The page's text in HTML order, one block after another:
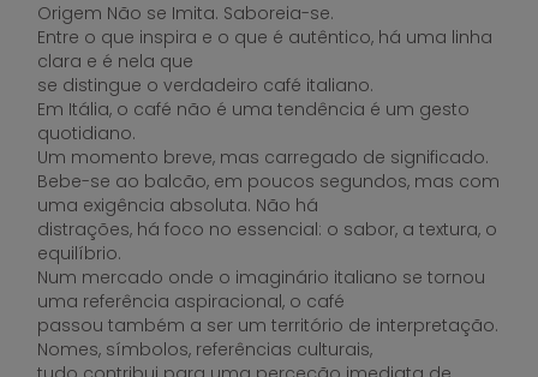
Origem Não se Imita. Saboreia-se.
Entre o que inspira e o que é autêntico, há uma linha
clara e é nela que
se distingue o verdadeiro café italiano.
Em Itália, o café não é uma tendência é um gesto
quotidiano.
Um momento breve, mas carregado de significado.
Bebe-se ao balcão, em poucos segundos, mas com
uma exigência absoluta. Não há
distrações, há foco no essencial: o sabor, a textura, o
equilíbrio.
Num mercado onde o imaginário italiano se tornou
uma referência aspiracional, o café
passou também a ser um território de interpretação.
Nomes, símbolos, referências culturais,